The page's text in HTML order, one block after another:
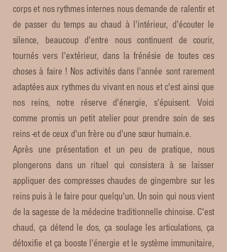
corps et nos rythmes internes nous demande de ralentir et
de passer du temps au chaud à l'intérieur, d'écouter le
silence, beaucoup d'entre nous continuent de courir,
tournés vers l'extérieur, dans la frénésie de toutes ces
choses à faire ! Nos activités dans l'année sont rarement
adaptées aux rythmes du vivant en nous et c'est ainsi que
nos reins, notre réserve d'énergie, s'épuisent. Voici
comme promis un petit atelier pour prendre soin de ses
reins -et de ceux d'un frère ou d'une sœur humain.e.
Après une présentation et un peu de pratique, nous
plongerons dans un rituel qui consistera à se laisser
appliquer des compresses chaudes de gingembre sur les
reins puis à le faire pour quelqu'un. Un soin qui nous vient
de la sagesse de la médecine traditionnelle chinoise. C'est
chaud, ça détend le dos, ça soulage les articulations, ça
détoxifie et ça booste l'énergie et le système immunitaire,